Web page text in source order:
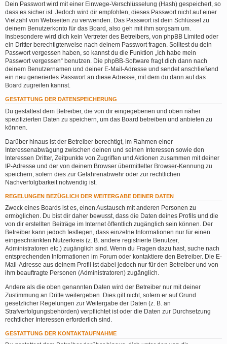
Dein Passwort wird mit einer Einwege-Verschlüsselung (Hash) gespeichert, so
dass es sicher ist. Jedoch wird dir empfohlen, dieses Passwort nicht auf einer
Vielzahl von Webseiten zu verwenden. Das Passwort ist dein Schlüssel zu
deinem Benutzerkonto für das Board, also geh mit ihm sorgsam um.
Insbesondere wird dich kein Vertreter des Betreibers, von phpBB Limited oder
ein Dritter berechtigterweise nach deinem Passwort fragen. Solltest du dein
Passwort vergessen haben, so kannst du die Funktion „Ich habe mein
Passwort vergessen“ benutzen. Die phpBB-Software fragt dich dann nach
deinem Benutzernamen und deiner E-Mail-Adresse und sendet anschließend
ein neu generiertes Passwort an diese Adresse, mit dem du dann auf das
Board zugreifen kannst.
GESTATTUNG DER DATENSPEICHERUNG
Du gestattest dem Betreiber, die von dir eingegebenen und oben näher
spezifizierten Daten zu speichern, um das Board betreiben und anbieten zu
können.
Darüber hinaus ist der Betreiber berechtigt, im Rahmen einer
Interessenabwägung zwischen deinen und seinen Interessen sowie den
Interessen Dritter, Zeitpunkte von Zugriffen und Aktionen zusammen mit deiner
IP-Adresse und der von deinem Browser übermittelter Browser-Kennung zu
speichern, sofern dies zur Gefahrenabwehr oder zur rechtlichen
Nachverfolgbarkeit notwendig ist.
REGELUNGEN BEZÜGLICH DER WEITERGABE DEINER DATEN
Zweck eines Boards ist es, einen Austausch mit anderen Personen zu
ermöglichen. Du bist dir daher bewusst, dass die Daten deines Profils und die
von dir erstellten Beiträge im Internet öffentlich zugänglich sein können. Der
Betreiber kann jedoch festlegen, dass einzelne Informationen nur für einen
eingeschränkten Nutzerkreis (z. B. andere registrierte Benutzer,
Administratoren etc.) zugänglich sind. Wenn du Fragen dazu hast, suche nach
entsprechenden Informationen im Forum oder kontaktiere den Betreiber. Die E-
Mail-Adresse aus deinem Profil ist dabei jedoch nur für den Betreiber und von
ihm beauftragte Personen (Administratoren) zugänglich.
Andere als die oben genannten Daten wird der Betreiber nur mit deiner
Zustimmung an Dritte weitergeben. Dies gilt nicht, sofern er auf Grund
gesetzlicher Regelungen zur Weitergabe der Daten (z. B. an
Strafverfolgungsbehörden) verpflichtet ist oder die Daten zur Durchsetzung
rechtlicher Interessen erforderlich sind.
GESTATTUNG DER KONTAKTAUFNAHME